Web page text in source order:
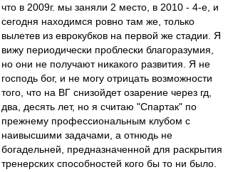
что в 2009г. мы заняли 2 место, в 2010 - 4-е, и
сегодня находимся ровно там же, только
вылетев из еврокубков на первой же стадии. Я
вижу периодически проблески благоразумия,
но они не получают никакого развития. Я не
господь бог, и не могу отрицать возможности
того, что на ВГ снизойдет озарение через гд,
два, десять лет, но я считаю "Спартак" по
прежнему профессиональным клубом с
наивысшими задачами, а отнюдь не
богадельней, предназначенной для раскрытия
тренерских способностей кого бы то ни было.